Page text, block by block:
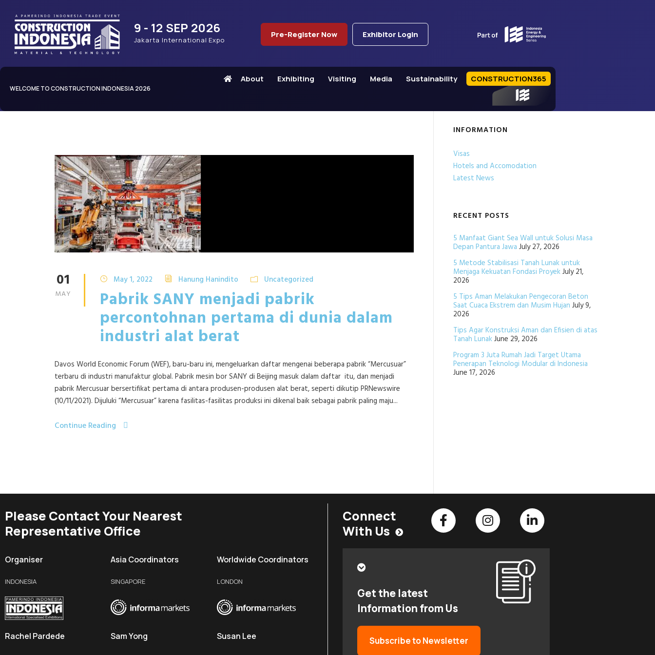
9 - 12 SEP 2026
Jakarta International Expo
Pre-Register Now Exhibitor Login
WELCOME TO CONSTRUCTION INDONESIA 2026
About Exhibiting Visiting Media Sustainability CONSTRUCTION365
01
MAY
May 1, 2022 Hanung Hanindito Uncategorized
Pabrik SANY menjadi pabrik
percontohnan pertama di dunia dalam
industri alat berat
Davos World Economic Forum (WEF), baru-baru ini, mengeluarkan daftar mengenai beberapa pabrik “Mercusuar”
terbaru di industri manufaktur global. Pabrik mesin bor SANY di Beijing masuk dalam daftar itu, dan menjadi
pabrik Mercusuar bersertifikat pertama di antara produsen-produsen alat berat, seperti dikutip PRNewswire
(10/11/2021). Dijuluki “Mercusuar” karena fasilitas-fasilitas produksi ini dikenal baik sebagai pabrik paling maju...
Continue Reading
INFORMATION
Visas
Hotels and Accomodation
Latest News
RECENT POSTS
5 Manfaat Giant Sea Wall untuk Solusi Masa
Depan Pantura Jawa July 27, 2026
5 Metode Stabilisasi Tanah Lunak untuk
Menjaga Kekuatan Fondasi ProyekJuly 21,
2026
5 Tips Aman Melakukan Pengecoran Beton
Saat Cuaca Ekstrem dan Musim Hujan July 9,
2026
Tips Agar Konstruksi Aman dan Efisien di atas
Tanah LunakJune 29, 2026
Program 3 Juta Rumah Jadi Target Utama
Penerapan Teknologi Modular di Indonesia
June 17, 2026
Please Contact Your Nearest
Representative Office
Organiser
INDONESIA
Rachel Pardede
Asia Coordinators
SINGAPORE
Sam Yong
Worldwide Coordinators
LONDON
Susan Lee
Connect
With Us
Get the latest
Information from Us
Subscribe to Newsletter